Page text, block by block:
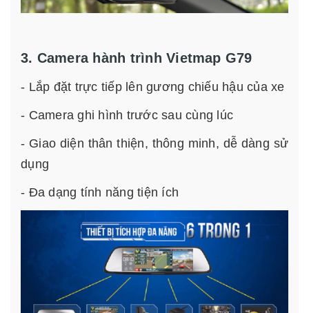
3. Camera hành trình Vietmap G79
- Lắp đặt trực tiếp lên gương chiếu hậu của xe
- Camera ghi hình trước sau cùng lúc
- Giao diện thân thiện, thông minh, dễ dàng sử
dụng
- Đa dạng tính năng tiện ích